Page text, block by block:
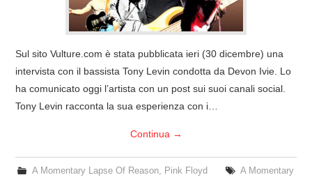
DISCOGRAFIA
LINKS
CONTATTI
PINKFLOYDIANE
Sul sito Vulture.com è stata pubblicata ieri (30 dicembre) una
intervista con il bassista Tony Levin condotta da Devon Ivie. Lo
ha comunicato oggi l’artista con un post sui suoi canali social.
Tony Levin racconta la sua esperienza con i…
Continua →
A Momentary Lapse Of Reason, Pink Floyd
A Momentary